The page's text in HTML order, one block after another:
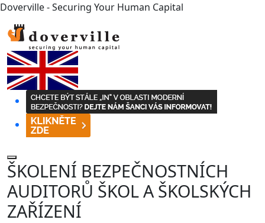
Doverville - Securing Your Human Capital
ŠKOLENÍ BEZPEČNOSTNÍCH
AUDITORŮ ŠKOL A ŠKOLSKÝCH
ZAŘÍZENÍ